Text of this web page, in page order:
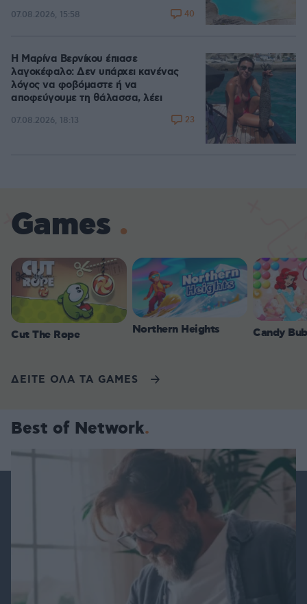
07.08.2026, 15:58 40
Η Μαρίνα Βερνίκου έπιασε
λαγοκέφαλο: Δεν υπάρχει κανένας
λόγος να φοβόμαστε ή να
αποφεύγουμε τη θάλασσα, λέει
07.08.2026, 18:13 23
Games
Cut The Rope Northern Heights Candy
ΔΕΙΤΕ ΟΛΑ ΤΑ GAMES
Best of Network